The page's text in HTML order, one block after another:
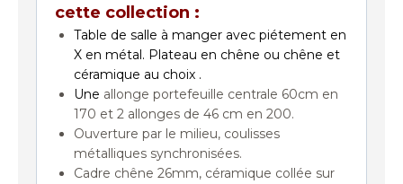
cette collection :
Table de salle à manger avec piétement en
X en métal. Plateau en chêne ou chêne et
céramique au choix .
Une allonge portefeuille centrale 60cm en
170 et 2 allonges de 46 cm en 200.
Ouverture par le milieu, coulisses
métalliques synchronisées.
Cadre chêne 26mm, céramique collée sur